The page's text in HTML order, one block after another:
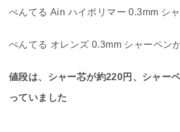
ぺんてる Ain ハイポリマー 0.3mm シャ
ぺんてる オレンズ 0.3mm シャーペン
値段は、シャー芯が約220円、シャー
っていました